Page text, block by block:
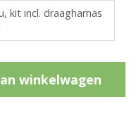
kit incl. draagharnas
winkelwagen